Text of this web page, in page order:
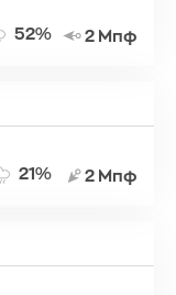
52% 2 Μπφ
21% 2 Μπφ